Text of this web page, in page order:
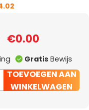
€0.00
GratisBewijs
TOEVOEGEN AAN
WINKELWAGEN